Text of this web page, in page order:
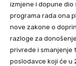
izmjene i dopune dio
programa rada ona
nove zakone o
razloge za
privrede i smanjenje
poslodavce koji će u